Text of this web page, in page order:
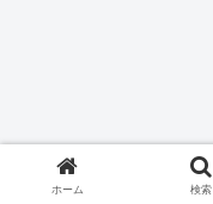
ホーム 検索